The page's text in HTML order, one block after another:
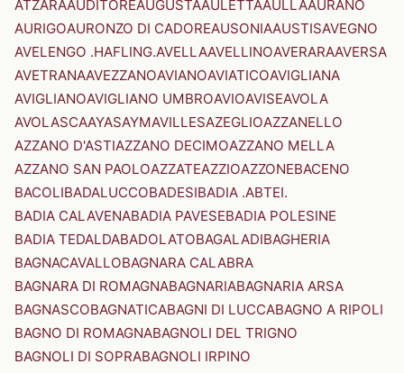
ATZARAAUDITOREAUGUSTAAULETTAAULLAAURANO
AURIGOAURONZO DI CADOREAUSONIAAUSTISAVEGNO
AVELENGO .HAFLING.AVELLAAVELLINOAVERARAAVERSA
AVETRANAAVEZZANOAVIANOAVIATICOAVIGLIANA
AVIGLIANOAVIGLIANO UMBROAVIOAVISEAVOLA
AVOLASCAAYASAYMAVILLESAZEGLIOAZZANELLO
AZZANO D'ASTIAZZANO DECIMOAZZANO MELLA
AZZANO SAN PAOLOAZZATEAZZIOAZZONEBACENO
BACOLIBADALUCCOBADESIBADIA .ABTEI.
BADIA CALAVENABADIA PAVESEBADIA POLESINE
BADIA TEDALDABADOLATOBAGALADIBAGHERIA
BAGNACAVALLOBAGNARA CALABRA
BAGNARA DI ROMAGNABAGNARIABAGNARIA ARSA
BAGNASCOBAGNATICABAGNI DI LUCCABAGNO A RIPOLI
BAGNO DI ROMAGNABAGNOLI DEL TRIGNO
BAGNOLI DI SOPRABAGNOLI IRPINO